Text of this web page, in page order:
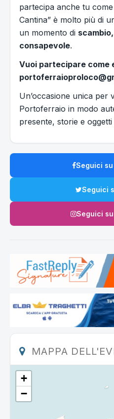
partecipa anche tu
Cantina” è molto più di
un momento di
consapevole.
Vuoi partecipare come
Un’occasione unica per
Portoferraio in modo
presente, storie e
Seguici
Seguici
Seguici
MAPPA
+
−